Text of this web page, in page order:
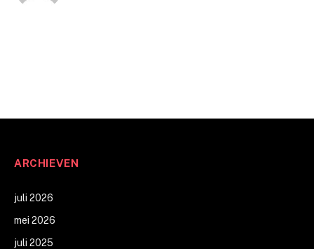
ARCHIEVEN
juli 2026
mei 2026
juli 2025